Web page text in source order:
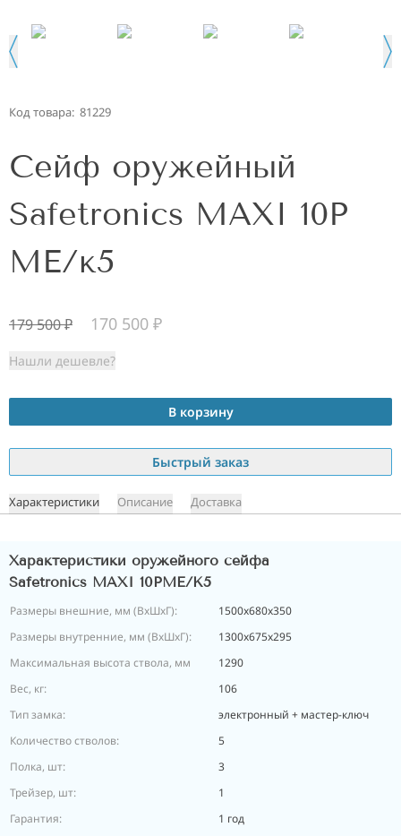
Код товара: 81229
Сейф оружейный
Safetronics MAXI 10P
ME/к5
179 500₽ 170 500 ₽
Нашли дешевле?
В корзину
Быстрый заказ
Характеристики Описание Доставка
Характеристики оружейного сейфа
Safetronics MAXI 10PME/K5
Размеры внешние, мм (ВхШхГ):
1500x680x350
Размеры внутренние, мм (ВхШхГ):
1300x675x295
Максимальная высота ствола, мм
1290
Вес, кг:
106
Тип замка:
электронный + мастер-ключ
Количество стволов:
5
Полка, шт:
3
Трейзер, шт:
1
Гарантия:
1 год